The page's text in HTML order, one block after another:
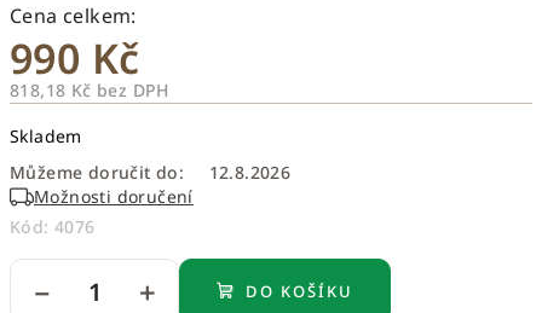
990 Kč
818,18 Kč bez DPH
cena:
Skladem
Můžeme doručit do:
12.8.2026
Možnosti doručení
Kód: 4076
+
− DO KOŠÍKU